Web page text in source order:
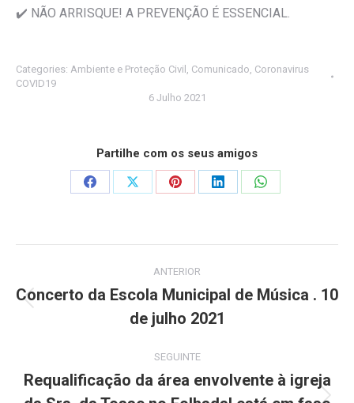
✔️ NÃO ARRISQUE! A PREVENÇÃO É ESSENCIAL.
Categories: Ambiente e Proteção Civil , Comunicado, Coronavirus
COVID19
6 Julho 2021
Partilhe com os seus amigos
Share
Share
Share
Share
Share
navigation
ANTERIOR
Previous
post:
Concerto da Escola Municipal de Música . 10
de julho 2021
SEGUINTE
Requalificação da área envolvente à igreja